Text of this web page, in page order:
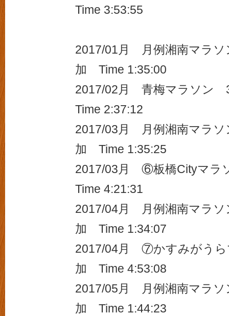
Time 3:53:55
2017/01月 月例湘南マラ
加 Time 1:35:00
2017/02月 青梅マラソ
Time 2:37:12
2017/03月 月例湘南マラ
加 Time 1:35:25
2017/03月 ⑥板橋Cityマ
Time 4:21:31
2017/04月 月例湘南マラ
加 Time 1:34:07
2017/04月 ⑦かすみがう
加 Time 4:53:08
2017/05月 月例湘南マラ
加 Time 1:44:23